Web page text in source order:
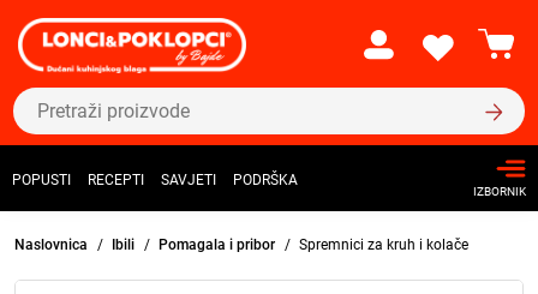
POPUSTI RECEPTI SAVJETI PODRŠKA
IZBORNIK
Naslovnica Ibili Pomagala i pribor Spremnici za kruh i kolače